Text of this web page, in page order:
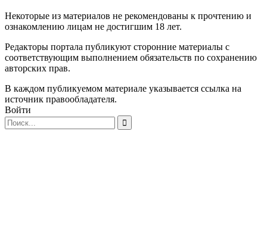
Некоторые из материалов не рекомендованы к прочтению и
ознакомлению лицам не достигшим 18 лет.
Редакторы портала публикуют сторонние материалы с
соответствующим выполнением обязательств по сохранению
авторских прав.
В каждом публикуемом материале указывается ссылка на
источник правообладателя.
Войти